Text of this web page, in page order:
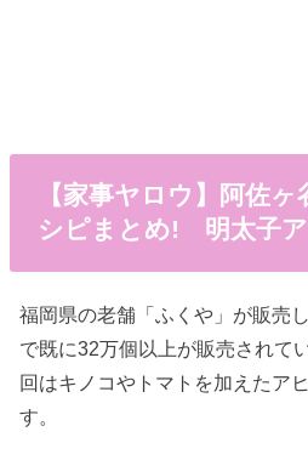
【家事ヤロウ】阿佐
シピまとめ! 明太子ア
福岡県の老舗「ふくや」が販売
で既に32万個以上が販売されて
回はキノコやトマトを加えたア
す。